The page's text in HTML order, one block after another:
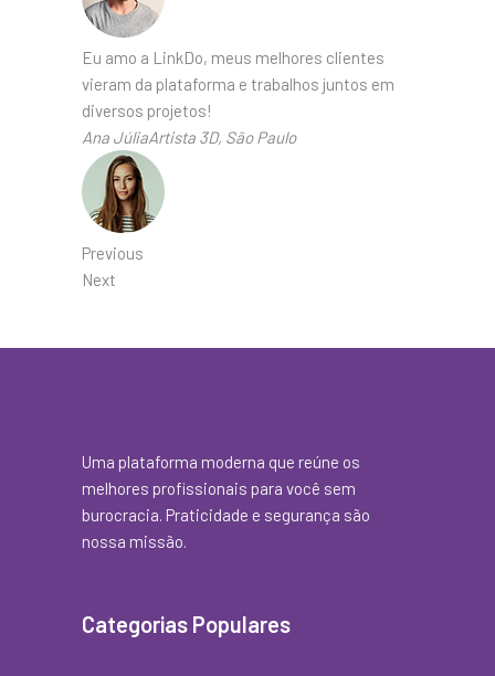
Eu amo a LinkDo, meus melhores clientes
vieram da plataforma e trabalhos juntos em
diversos projetos!
Ana JúliaArtista 3D, São Paulo
Previous
Next
Uma plataforma moderna que reúne os
melhores profissionais para você sem
burocracia. Praticidade e segurança são
nossa missão.
Categorias Populares